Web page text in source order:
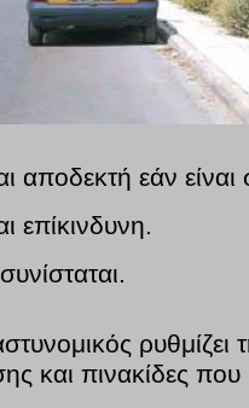
αποδεκτή εάν
επίκινδυνη.
και πινακίδες